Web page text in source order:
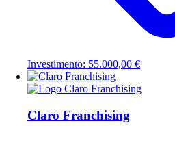
Investimento: 55.000,00 €
Claro Franchising